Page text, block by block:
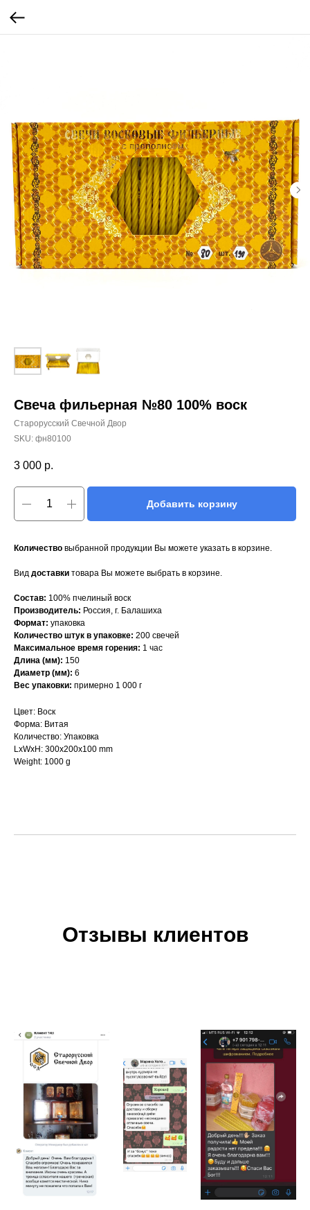
Свеча фильерная №80 100% воск
Старорусский Свечной Двор
SKU: фн80100
3 000 р.
Добавить корзину
Количество выбранной продукции Вы можете указать в корзине.
Вид доставки товара Вы можете выбрать в корзине.
Состав: 100% пчелиный воск
Производитель: Россия, г. Балашиха
Формат: упаковка
Количество штук в упаковке: 200 свечей
Максимальное время горения: 1 час
Длина (мм): 150
Диаметр (мм): 6
Вес упаковки: примерно 1 000 г
Цвет: Воск
Форма: Витая
Количество: Упаковка
LxWxH: 300x200x100 mm
Weight: 1000 g
Отзывы клиентов